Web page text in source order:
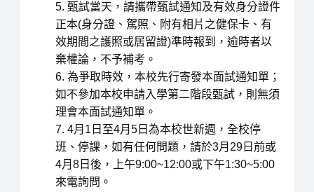
甄試當天，請攜帶甄試通知及有效身分證件
正本(身分證、駕照、附有相片之健保卡、有
效期間之護照或居留證)準時報到，逾時者以
棄權論，不予補考。
為爭取時效，本校先行寄發本面試通知單；
如不參加本校申請入學第二階段甄試，則無須
理會本面試通知單。
4月1日至4月5日為本校世新週，全校停
班、停課，如有任何問題，請於3月29日前或
4月8日後，上午9:00~12:00或下午1:30~5:00
來電詢問。